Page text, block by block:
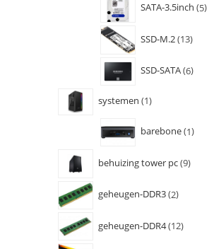
SATA-3.5inch 5
SSD-M.2 13
SSD-SATA 6
systemen 1
barebone 1
behuizing tower pc 9
geheugen-DDR3 2
geheugen-DDR4 12